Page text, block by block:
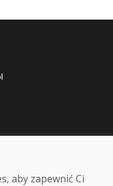
aby zapewnić Ci